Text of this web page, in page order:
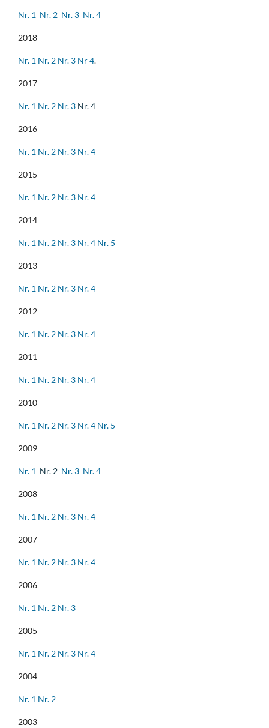
Nr. 1 Nr. 2 Nr. 3 Nr. 4
2018
Nr. 1 Nr. 2 Nr. 3 Nr 4.
2017
Nr. 1 Nr. 2 Nr. 3 Nr. 4
2016
Nr. 1 Nr. 2 Nr. 3 Nr. 4
2015
Nr. 1 Nr. 2 Nr. 3 Nr. 4
2014
Nr. 1 Nr. 2 Nr. 3 Nr. 4 Nr. 5
2013
Nr. 1 Nr. 2 Nr. 3 Nr. 4
2012
Nr. 1 Nr. 2 Nr. 3 Nr. 4
2011
Nr. 1 Nr. 2 Nr. 3 Nr. 4
2010
Nr. 1 Nr. 2 Nr. 3 Nr. 4 Nr. 5
2009
Nr. 1 Nr. 2 Nr. 3 Nr. 4
2008
Nr. 1 Nr. 2 Nr. 3 Nr. 4
2007
Nr. 1 Nr. 2 Nr. 3 Nr. 4
2006
Nr. 1 Nr. 2 Nr. 3
2005
Nr. 1 Nr. 2 Nr. 3 Nr. 4
2004
Nr. 1 Nr. 2
2003